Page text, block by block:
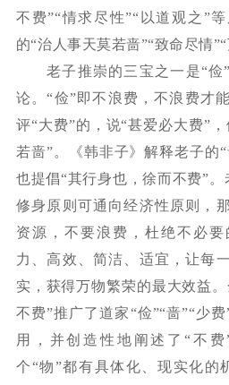
不费”“情求尽性”“以道观之”
的“治人事天莫若啬”“致命尽情
老子推崇的三宝之一是“俭
论。“俭”即不浪费，不浪费才
评“大费”的，说“甚爱必大费”
若啬”。《韩非子》解释老子的“
也提倡“其行身也，徐而不费”。
修身原则可通向经济性原则，
资源，不要浪费，杜绝不必
力、高效、简洁、适宜，让每
实，获得万物繁荣的最大效益
不费”推广了道家“俭”“啬”“少
用，并创造性地阐述了“不
个“物”都有具体化、现实化的